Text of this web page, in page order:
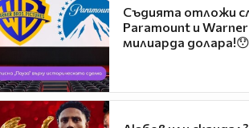
Съдията отложи
Paramount и Warner
милиарда